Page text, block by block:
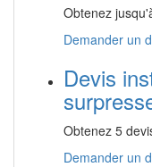
Obtenez
Demander un
Devis
Obtenez 5
Demander un